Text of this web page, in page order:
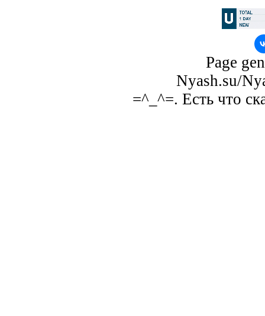
Page
Nyash.su/
=^_^=. Есть что